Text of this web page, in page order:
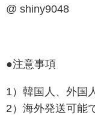
@ shiny9048
●注意事項
1）韓国人、外国
2）海外発送可能